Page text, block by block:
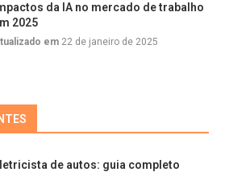
da IA no mercado de trabalho
2025
em 22 de janeiro de 2025
de autos: guia completo